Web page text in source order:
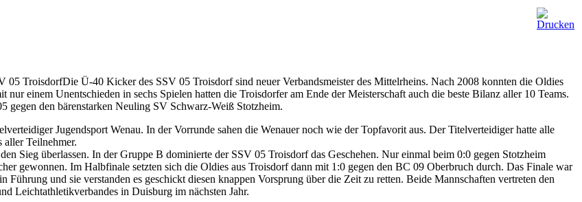
05 TroisdorfDie Ü-40 Kicker des SSV 05 Troisdorf sind neuer Verbandsmeister des Mittelrheins. Nach 2008 konnten die Oldies
einem Unentschieden in sechs Spielen hatten die Troisdorfer am Ende der Meisterschaft auch die beste Bilanz aller 10 Teams.
gegen den bärenstarken Neuling SV Schwarz-Weiß Stotzheim.
Jugendsport Wenau. In der Vorrunde sahen die Wenauer noch wie der Topfavorit aus. Der Titelverteidiger hatte alle
aller Teilnehmer.
Sieg überlassen. In der Gruppe B dominierte der SSV 05 Troisdorf das Geschehen. Nur einmal beim 0:0 gegen Stotzheim
gewonnen. Im Halbfinale setzten sich die Oldies aus Troisdorf dann mit 1:0 gegen den BC 09 Oberbruch durch. Das Finale war
und sie verstanden es geschickt diesen knappen Vorsprung über die Zeit zu retten. Beide Mannschaften vertreten den
Leichtathletikverbandes in Duisburg im nächsten Jahr.